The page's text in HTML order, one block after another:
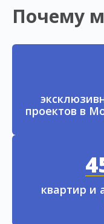
Почему
проектов в
квартир и